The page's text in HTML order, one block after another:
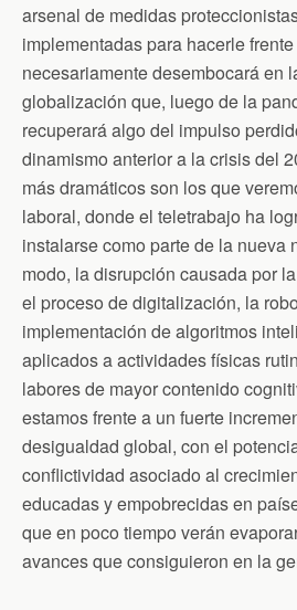
arsenal de medidas
implementadas para hacerle
necesariamente desembocará en
globalización que, luego de la
recuperará algo del impulso
dinamismo anterior a la crisis del
más dramáticos son los que
laboral, donde el teletrabajo ha
instalarse como parte de la
modo, la disrupción causada por
el proceso de digitalización, la
implementación de algoritmos
aplicados a actividades físicas
labores de mayor contenido
estamos frente a un fuerte
desigualdad global, con el
conflictividad asociado al
educadas y empobrecidas en
que en poco tiempo verán
avances que consiguieron en la